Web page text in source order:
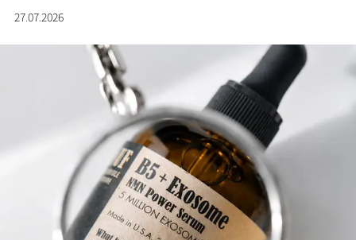
27.07.2026